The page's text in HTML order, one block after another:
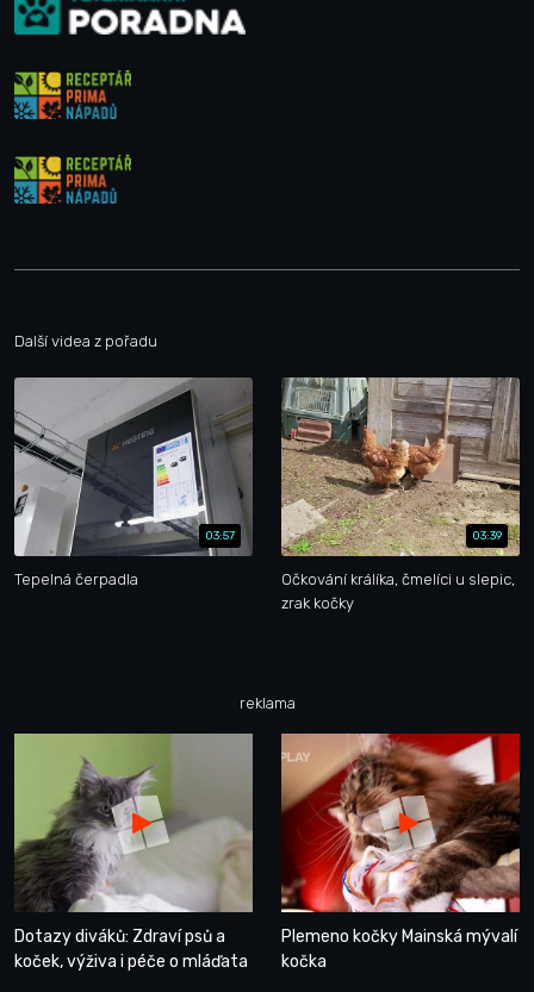
Další videa z pořadu
03:57
Tepelná čerpadla
03:39
Očkování králíka, čmelíci u slepic,
zrak kočky
reklama
Dotazy diváků: Zdraví psů a
koček, výživa i péče o mláďata
Plemeno kočky Mainská mývalí
kočka